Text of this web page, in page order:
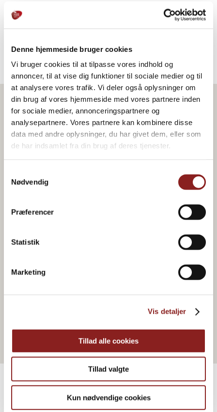
Denne hjemmeside bruger cookies
Vi bruger cookies til at tilpasse vores indhold og
annoncer, til at vise dig funktioner til sociale medier og til
at analysere vores trafik. Vi deler også oplysninger om
din brug af vores hjemmeside med vores partnere inden
for sociale medier, annonceringspartnere og
analysepartnere. Vores partnere kan kombinere disse
data med andre oplysninger, du har givet dem, eller som
de har indsamlet fra din brug af deres tjenester.
Nødvendig
Præferencer
Statistik
Marketing
Vis detaljer
Tillad alle cookies
Tillad valgte
Kun nødvendige cookies
4. Blåbærchutneyen smages til med Sambal Oelek, salt og
honning.
Produkt i opskriften
Blåbær Frugtgrød
FLERE OPSKRIFTER